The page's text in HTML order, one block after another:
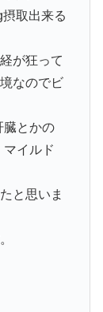
取出来る
が狂って
なのでビ
臓とかの
イルド
と思いま